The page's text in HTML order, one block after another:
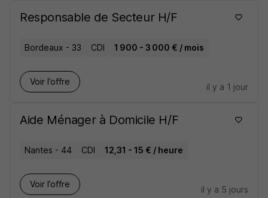
Responsable de Secteur H/F
Bordeaux - 33 CDI 1 900 - 3 000 € / mois
Voir l’offre
il y a 1 jour
Aide Ménager à Domicile H/F
Nantes - 44 CDI 12,31 - 15 € / heure
Voir l’offre
il y a 5 jours